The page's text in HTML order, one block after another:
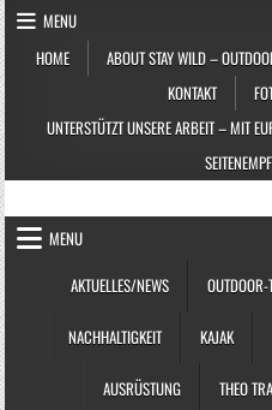
Skip to content
MENU
HOME
ABOUT STAY WILD –
KONTAKT
UNTERSTÜTZT UNSERE ARBEIT – MIT
STAY WILD –
MENU
AKTUELLES/NEWS
OUTDOOR-
NACHHALTIGKEIT KAJAK
AUSRÜSTUNG THEO